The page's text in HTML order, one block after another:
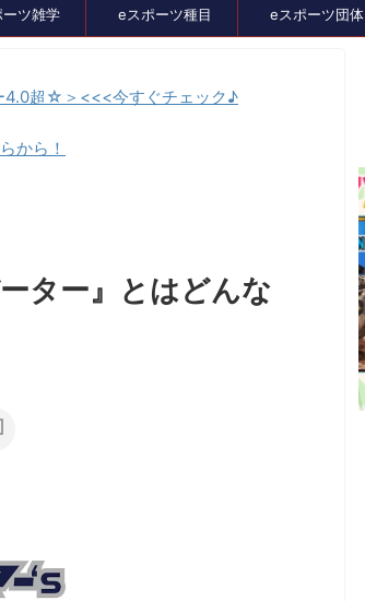
ツ雑学 eスポーツ種目 eスポーツ団体
4.0超☆＞<<<今すぐチェック♪
から！
ター』とはどんな
で、今回は1年後、2年後に遊んでも楽しめるような
タイトルを独自にピックアップしてみました。（類